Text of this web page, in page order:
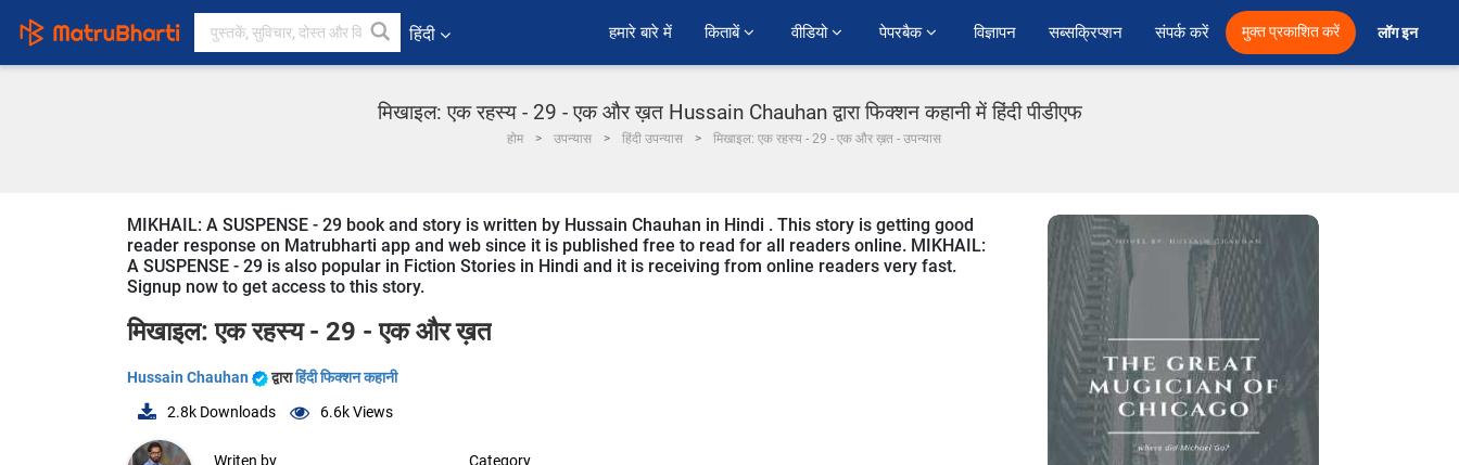
हिंदी हमारे बारे में किताबें वीडियो पेपरबैक विज्ञापन सब्सक्रिप्शन संपर्क करें मुक्त प्रकाशित करें लॉग इन
मिखाइल: एक रहस्य - 29 - एक और ख़त Hussain Chauhan द्वारा फिक्शन कहानी में हिंदी पीडीएफ
होम उपन्यास हिंदी उपन्यास मिखाइल: एक रहस्य - 29 - एक और ख़त - उपन्यास
MIKHAIL: A SUSPENSE - 29 book and story is written by Hussain Chauhan in Hindi . This story is getting good
reader response on Matrubharti app and web since it is published free to read for all readers online. MIKHAIL:
A SUSPENSE - 29 is also popular in Fiction Stories in Hindi and it is receiving from online readers very fast.
Signup now to get access to this story.
मिखाइल: एक रहस्य - 29 - एक और ख़त
Hussain Chauhan द्वाराहिंदी फिक्शन कहानी
2.8k Downloads 6.6kViews
Writen by
Category